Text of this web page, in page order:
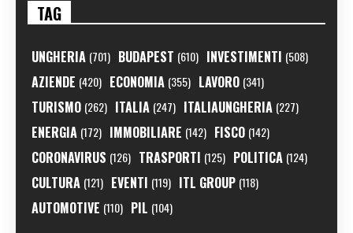
TAG
UNGHERIA (701) BUDAPEST (610) INVESTIMENTI (508)
AZIENDE (420) ECONOMIA (355) LAVORO (341)
TURISMO (262) ITALIA (247) ITALIAUNGHERIA (227)
ENERGIA (172) IMMOBILIARE (142) FISCO (142)
CORONAVIRUS (126) TRASPORTI (125) POLITICA (124)
CULTURA (121) EVENTI (119) ITL GROUP (118)
AUTOMOTIVE (110) PIL (104)